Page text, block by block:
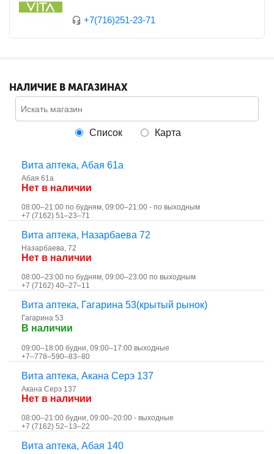
+7(716)251-23-71
НАЛИЧИЕ В МАГАЗИНАХ
Список Карта
Вита аптека, Абая 61а
Абая 61а
Нет в наличии
08:00–21:00 по будням, 09:00–21:00 - по выходным
+7 (7162) 51‒23‒71
Вита аптека, Назарбаева 72
Назарбаева, 72
Нет в наличии
08:00–23:00 по будням, 09:00–23:00 по выходным
+7 (7162) 40‒27‒11
Вита аптека, Гагарина 53(крытый рынок)
Гагарина 53
В наличии
09:00–18:00 будни, 09:00–17:00 выходные
+7‒778‒590‒83‒80
Вита аптека, Акана Серэ 137
Акана Серэ 137
Нет в наличии
08:00–21:00 будни, 09:00–20:00 - выходные
+7 (7162) 52‒13‒22
Вита аптека, Абая 140